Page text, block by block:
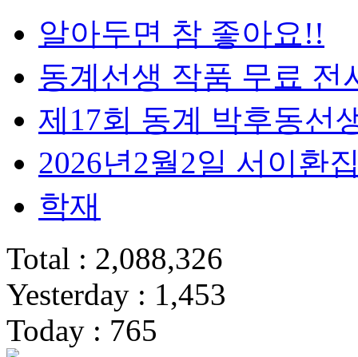
알아두면 참 좋아요!!
동계선생 작품 무료 전
제17회 동계 박후동선
2026년2월2일 서이환
학재
Total : 2,088,326
Yesterday : 1,453
Today : 765